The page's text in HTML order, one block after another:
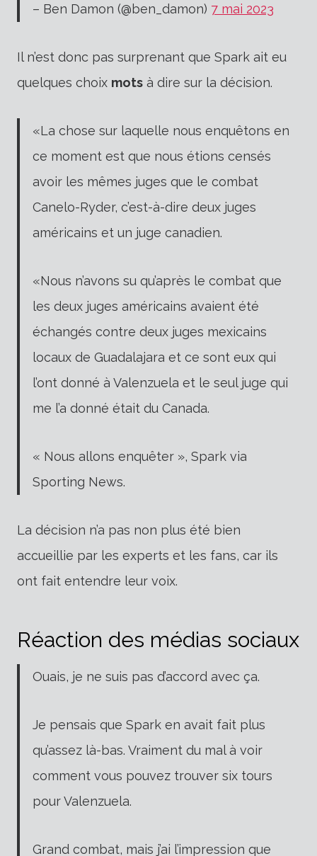
– Ben Damon (@ben_damon) 7 mai 2023
Il n’est donc pas surprenant que Spark ait eu
quelques choix mots à dire sur la décision.
«La chose sur laquelle nous enquêtons en
ce moment est que nous étions censés
avoir les mêmes juges que le combat
Canelo-Ryder, c’est-à-dire deux juges
américains et un juge canadien.
«Nous n’avons su qu’après le combat que
les deux juges américains avaient été
échangés contre deux juges mexicains
locaux de Guadalajara et ce sont eux qui
l’ont donné à Valenzuela et le seul juge qui
me l’a donné était du Canada.
« Nous allons enquêter », Spark via
Sporting News.
La décision n’a pas non plus été bien
accueillie par les experts et les fans, car ils
ont fait entendre leur voix.
Réaction des médias sociaux
Ouais, je ne suis pas d’accord avec ça.
Je pensais que Spark en avait fait plus
qu’assez là-bas. Vraiment du mal à voir
comment vous pouvez trouver six tours
pour Valenzuela.
Grand combat, mais j’ai l’impression que